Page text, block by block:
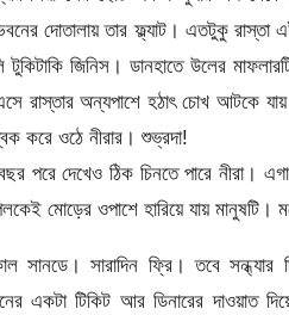
দোতালায় তার ফ্ল্যাট। এতটুকু রাস্তা
টুকিটাকি জিনিস। ডানহাতে উলের
রাস্তার অন্যপাশে হঠাৎ চোখ আটকে
করে ওঠে নীরার। শুভ্রদা!
পরে দেখেও ঠিক চিনতে পারে নীরা।
মোড়ের ওপাশে হারিয়ে যায়
সানডে। সারাদিন ফ্রি। তবে
একটা টিকিট আর ডিনারের দাওয়াত